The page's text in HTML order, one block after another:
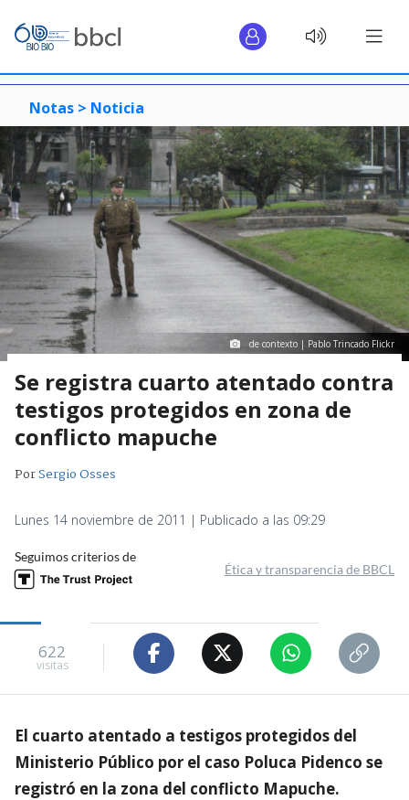
Notas > Noticia
de contexto | Pablo Trincado Flickr
Se registra cuarto atentado contra
testigos protegidos en zona de
conflicto mapuche
PorSergio Osses
Lunes 14 noviembre de 2011 | Publicado a las 09:29
Seguimos criterios de
Ética y transparencia de BBCL
622
visitas
El cuarto atentado a testigos protegidos del
Ministerio Público por el caso Poluca Pidenco se
registró en la zona del conflicto Mapuche.